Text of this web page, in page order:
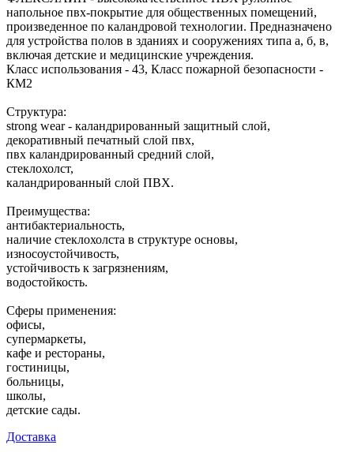
напольное пвх-покрытие для общественных помещений,
произведенное по каландровой технологии. Предназначено
для устройства полов в зданиях и сооружениях типа а, б, в,
включая детские и медицинские учреждения.
Класс использования - 43, Класс пожарной безопасности -
КМ2
Структура:
strong wear - каландрированный защитный слой,
декоративный печатный слой пвх,
пвх каландрированный средний слой,
стеклохолст,
каландрированный слой ПВХ.
Преимущества:
антибактериальность,
наличие стеклохолста в структуре основы,
износоустойчивость,
устойчивость к загрязнениям,
водостойкость.
Сферы применения:
офисы,
супермаркеты,
кафе и рестораны,
гостиницы,
больницы,
школы,
детские сады.
Доставка